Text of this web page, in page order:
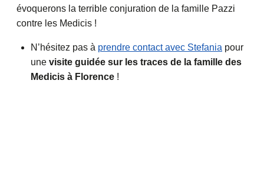
évoquerons la terrible conjuration de la famille Pazzi
contre les Medicis !
N’hésitez pas à prendre contact avec Stefania pour
une visite guidée sur les traces de la famille des
Medicis à Florence !